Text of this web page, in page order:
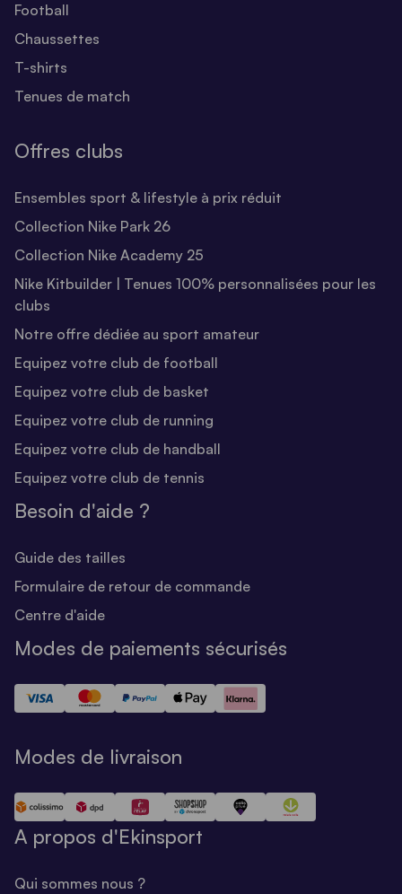
Football
Chaussettes
T-shirts
Tenues de match
Offres clubs
Ensembles sport & lifestyle à prix réduit
Collection Nike Park 26
Collection Nike Academy 25
Nike Kitbuilder | Tenues 100% personnalisées pour les
clubs
Notre offre dédiée au sport amateur
Equipez votre club de football
Equipez votre club de basket
Equipez votre club de running
Equipez votre club de handball
Equipez votre club de tennis
Besoin d'aide ?
Guide des tailles
Formulaire de retour de commande
Centre d'aide
Modes de paiements sécurisés
Modes de livraison
A propos d'Ekinsport
Qui sommes nous ?